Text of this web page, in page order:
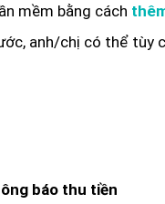
mềm bằng cách
anh/chị có thể tùy
báo thu tiền